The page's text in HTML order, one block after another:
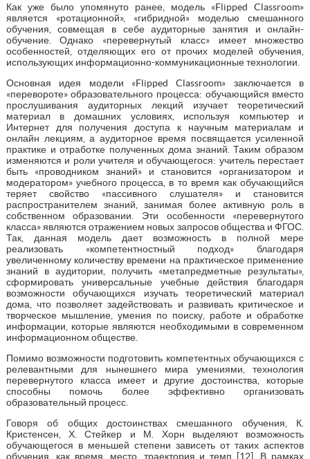
Как уже было упомянуто ранее, модель «Flipped Classroom»
является «ротационной», «гибридной» моделью смешанного
обучения, совмещая в себе аудиторные занятия и онлайн-
обучение. Однако «перевернутый класс» имеет множество
особенностей, отделяющих его от прочих моделей обучения,
использующих информационно-коммуникационные технологии.
Основная идея модели «Flipped Classroom» заключается в
«перевороте» образовательного процесса: обучающийся вместо
прослушивания аудиторных лекций изучает теоретический
материал в домашних условиях, используя компьютер и
Интернет для получения доступа к научным материалам и
онлайн лекциям, а аудиторное время посвящается усиленной
практике и отработке полученных дома знаний. Таким образом
изменяются и роли учителя и обучающегося: учитель перестает
быть «проводником знаний» и становится «организатором и
модератором» учебного процесса, в то время как обучающийся
теряет свойство «пассивного слушателя» и становится
распространителем знаний, занимая более активную роль в
собственном образовании. Эти особенности «перевернутого
класса» являются отражением новых запросов общества и ФГОС.
Так, данная модель дает возможность в полной мере
реализовать «компетентностный подход» благодаря
увеличенному количеству времени на практическое применение
знаний в аудитории, получить «метапредметные результаты»,
сформировать универсальные учебные действия благодаря
возможности обучающихся изучать теоретический материал
дома, что позволяет задействовать и развивать критическое и
творческое мышление, умения по поиску, работе и обработке
информации, которые являются необходимыми в современном
информационном обществе.
Помимо возможности подготовить компетентных обучающихся с
релевантными для нынешнего мира умениями, технология
перевернутого класса имеет и другие достоинства, которые
способны помочь более эффективно организовать
образовательный процесс.
Говоря об общих достоинствах смешанного обучения, К.
Кристенсен, Х. Стейкер и М. Хорн выделяют возможность
обучающегося в меньшей степени зависеть от таких аспектов
обучения, как время, место, траектория и темп [12]. В рамках